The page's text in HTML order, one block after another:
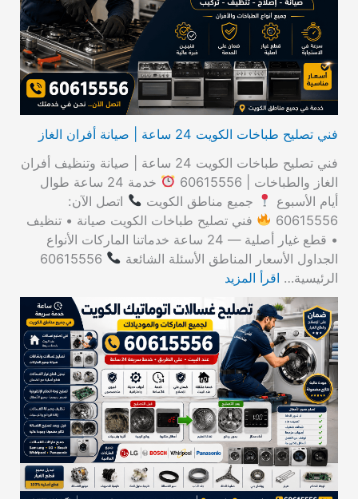
فني تصليح طباخات الكويت 24 ساعة | صيانة أفران الغاز
فني تصليح طباخات الكويت 24 ساعة | صيانة وتنظيف أفران
الغاز والطباخات | 60615556
خدمة 24 ساعة طوال
أيام الأسبوع
جميع مناطق الكويت
اتصل الآن:
60615556
فني تصليح طباخات الكويت صيانة • تنظيف
• قطع غيار أصلية — 24 ساعة خدماتنا الماركات الأنواع
الجداول الأسعار المناطق الأسئلة الشائعة
60615556
الرئيسية… اقرأ المزيد